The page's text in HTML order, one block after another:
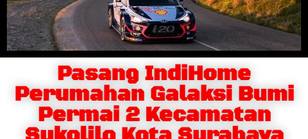
Pasang IndiHome
Perumahan Galaksi Bumi
Permai 2 Kecamatan